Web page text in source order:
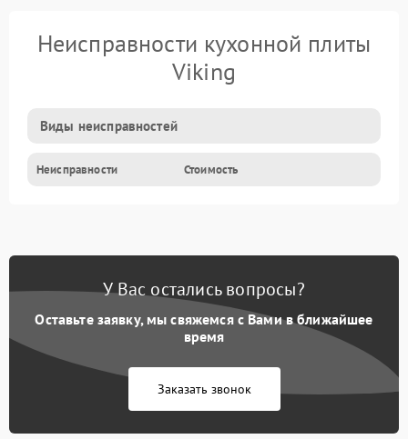
Неисправности кухонной плиты
Viking
Виды неисправностей
Неисправности Стоимость
У Вас остались вопросы?
Оставьте заявку, мы свяжемся с Вами в ближайшее
время
Заказать звонок